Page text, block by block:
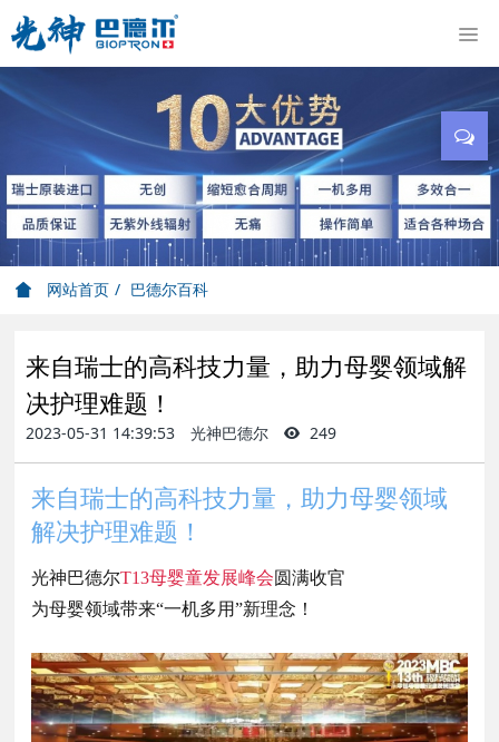
网站首页 巴德尔百科
来自瑞士的高科技力量，助力母婴领域解
决护理难题！
2023-05-31 14:39:53 光神巴德尔 249
来自瑞士的高科技力量，助力母婴领域
解决护理难题！
光神巴德尔T13母婴童发展峰会圆满收官
为母婴领域带来“一机多用”新理念！